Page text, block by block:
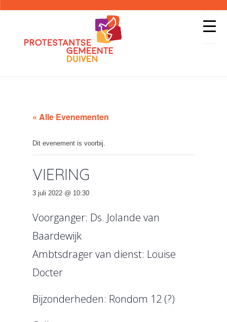
« Alle Evenementen
Dit evenement is voorbij.
VIERING
3 juli 2022 @ 10:30
Voorganger: Ds. Jolande van
Baardewijk
Ambtsdrager van dienst: Louise
Docter
Bijzonderheden: Rondom 12 (?)